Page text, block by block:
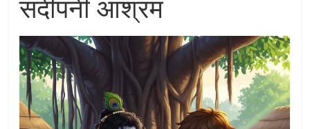
संदीपनी आश्रम